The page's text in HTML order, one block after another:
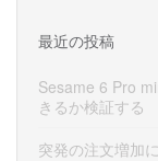
最近の投稿
Sesame 6 Pro
きるか検証する
突発の注文増加